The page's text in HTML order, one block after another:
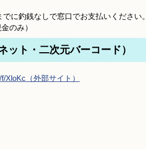
に釣銭なしで窓口でお支払いください。
のみ）
ット・二次元バーコード）
XloKc（外部サイト）